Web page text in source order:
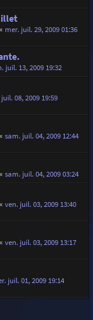
mer. juil. 29, 2009 01:36
juil. 13, 2009 19:32
08, 2009 19:59
sam. juil. 04, 2009 12:44
sam. juil. 04, 2009 03:24
ven. juil. 03, 2009 13:40
ven. juil. 03, 2009 13:17
juil. 01, 2009 19:14